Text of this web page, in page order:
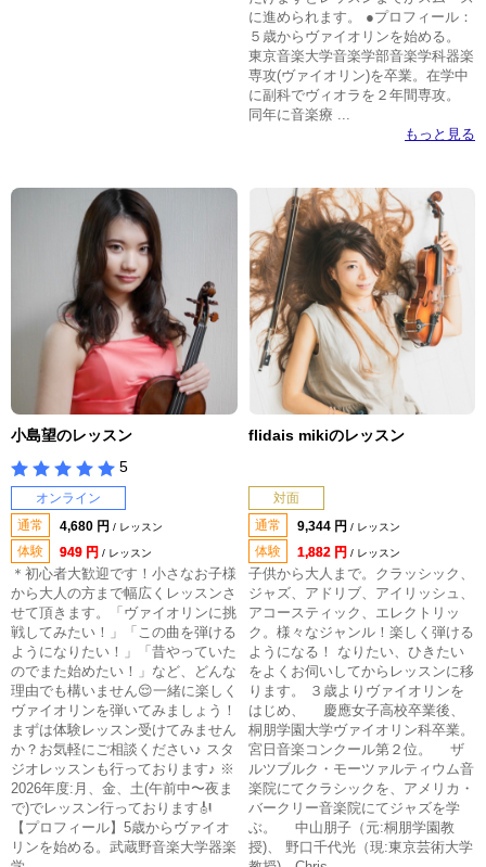
に進められます。 ●プロフィール：
５歳からヴァイオリンを始める。
東京音楽大学音楽学部音楽学科器楽
専攻(ヴァイオリン)を卒業。在学中
に副科でヴィオラを２年間専攻。
同年に音楽療 ...
もっと見る
小島望のレッスン
5
オンライン
通常
4,680 円 / レッスン
体験 949 円 / レッスン
＊初心者大歓迎です！小さなお子様
から大人の方まで幅広くレッスンさ
せて頂きます。「ヴァイオリンに挑
戦してみたい！」「この曲を弾ける
ようになりたい！」「昔やっていた
のでまた始めたい！」など、どんな
理由でも構いません😌一緒に楽しく
ヴァイオリンを弾いてみましょう！
まずは体験レッスン受けてみません
か？お気軽にご相談ください♪ スタ
ジオレッスンも行っております♪ ※
2026年度:月、金、土(午前中〜夜ま
で)でレッスン行っております🎻
【プロフィール】5歳からヴァイオ
リンを始める。武蔵野音楽大学器楽
flidais mikiのレッスン
対面
通常
9,344 円 / レッスン
体験 1,882 円 / レッスン
子供から大人まで。クラッシック、
ジャズ、アドリブ、アイリッシュ、
アコースティック、エレクトリッ
ク。様々なジャンル！楽しく弾ける
ようになる！ なりたい、ひきたい
をよくお伺いしてからレッスンに移
ります。 ３歳よりヴァイオリンを
はじめ、 慶應女子高校卒業後、
桐朋学園大学ヴァイオリン科卒業。
宮日音楽コンクール第２位。 ザ
ルツブルク・モーツァルティウム音
楽院にてクラシックを、アメリカ・
バークリー音楽院にてジャズを学
ぶ。 中山朋子（元:桐朋学園教
授)、 野口千代光（現:東京芸術大学